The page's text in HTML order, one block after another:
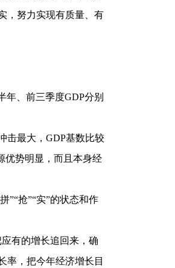
，努力实现有质量、有
年、前三季度GDP分别
击最大，GDP基数比较
优势明显，而且本身经
”“抢”“实”的状态和作
有的增长追回来，确
率，把今年经济增长目